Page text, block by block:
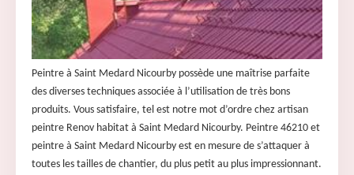
Peintre à Saint Medard Nicourby possède une maîtrise parfaite
des diverses techniques associée à l’utilisation de très bons
produits. Vous satisfaire, tel est notre mot d’ordre chez artisan
peintre Renov habitat à Saint Medard Nicourby. Peintre 46210 et
peintre à Saint Medard Nicourby est en mesure de s’attaquer à
toutes les tailles de chantier, du plus petit au plus impressionnant.